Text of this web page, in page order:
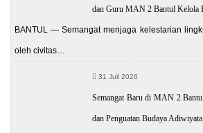
dan Guru MAN 2 Bantul Kelola
BANTUL — Semangat menjaga kelestarian
oleh civitas…
31 Juli 2026
Semangat Baru di MAN 2
dan Penguatan Budaya